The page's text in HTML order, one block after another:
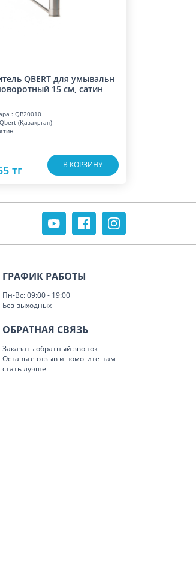
QBERT для умывальн
15 см, сатин
: QB20010
(Қазақстан)
тг В КОРЗИНУ
ГРАФИК РАБОТЫ
Пн-Вс: 09:00 - 19:00
Без выходных
ОБРАТНАЯ СВЯЗЬ
Заказать обратный звонок
Оставьте отзыв и помогите нам
стать лучше